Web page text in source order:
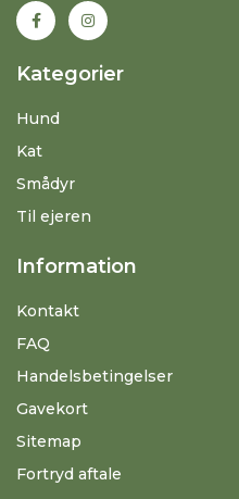
Kategorier
Hund
Kat
Smådyr
Til ejeren
Information
Kontakt
FAQ
Handelsbetingelser
Gavekort
Sitemap
Fortryd aftale